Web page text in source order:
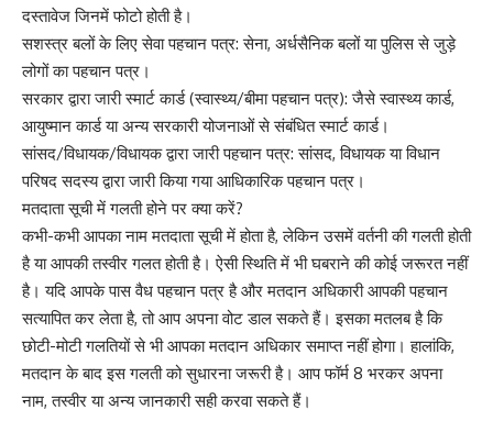
दस्तावेज जिनमें फोटो होती है।
सशस्त्र बलों के लिए सेवा पहचान पत्र: सेना, अर्धसैनिक बलों या पुलिस से जुड़े
लोगों का पहचान पत्र।
सरकार द्वारा जारी स्मार्ट कार्ड (स्वास्थ्य/बीमा पहचान पत्र): जैसे स्वास्थ्य कार्ड,
आयुष्मान कार्ड या अन्य सरकारी योजनाओं से संबंधित स्मार्ट कार्ड।
सांसद/विधायक/विधायक द्वारा जारी पहचान पत्र: सांसद, विधायक या विधान
परिषद सदस्य द्वारा जारी किया गया आधिकारिक पहचान पत्र।
मतदाता सूची में गलती होने पर क्या करें?
कभी-कभी आपका नाम मतदाता सूची में होता है, लेकिन उसमें वर्तनी की गलती होती
है या आपकी तस्वीर गलत होती है। ऐसी स्थिति में भी घबराने की कोई जरूरत नहीं
है। यदि आपके पास वैध पहचान पत्र है और मतदान अधिकारी आपकी पहचान
सत्यापित कर लेता है, तो आप अपना वोट डाल सकते हैं। इसका मतलब है कि
छोटी-मोटी गलतियों से भी आपका मतदान अधिकार समाप्त नहीं होगा। हालांकि,
मतदान के बाद इस गलती को सुधारना जरूरी है। आप फॉर्म 8 भरकर अपना
नाम, तस्वीर या अन्य जानकारी सही करवा सकते हैं।